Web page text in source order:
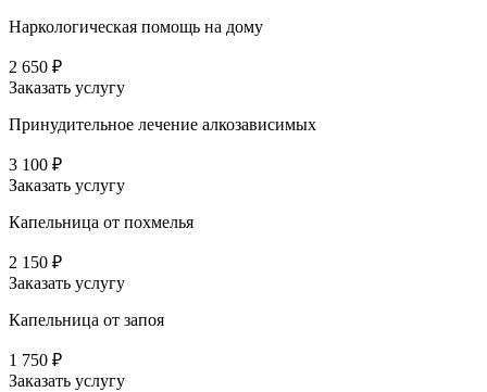
Наркологическая помощь на дому
2 650 ₽
Заказать услугу
Принудительное лечение алкозависимых
3 100 ₽
Заказать услугу
Капельница от похмелья
2 150 ₽
Заказать услугу
Капельница от запоя
1 750 ₽
Заказать услугу